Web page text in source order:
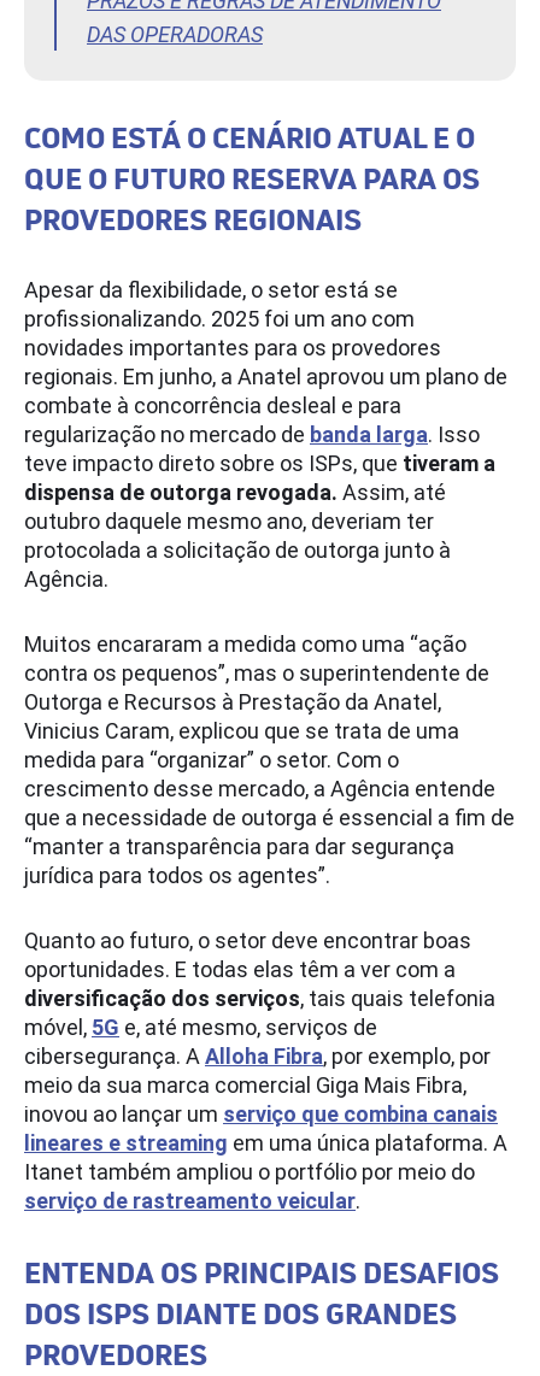
DAS OPERADORAS
COMO ESTÁ O CENÁRIO ATUAL E O
QUE O FUTURO RESERVA PARA OS
PROVEDORES REGIONAIS
Apesar da flexibilidade, o setor está se
profissionalizando. 2025 foi um ano com
novidades importantes para os provedores
regionais. Em junho, a Anatel aprovou um plano de
combate à concorrência desleal e para
regularização no mercado de banda larga. Isso
teve impacto direto sobre os ISPs, que tiveram a
dispensa de outorga revogada. Assim, até
outubro daquele mesmo ano, deveriam ter
protocolada a solicitação de outorga junto à
Agência.
Muitos encararam a medida como uma “ação
contra os pequenos”, mas o superintendente de
Outorga e Recursos à Prestação da Anatel,
Vinicius Caram, explicou que se trata de uma
medida para “organizar” o setor. Com o
crescimento desse mercado, a Agência entende
que a necessidade de outorga é essencial a fim de
“manter a transparência para dar segurança
jurídica para todos os agentes”.
Quanto ao futuro, o setor deve encontrar boas
oportunidades. E todas elas têm a ver com a
diversificação dos serviços, tais quais telefonia
móvel, 5G e, até mesmo, serviços de
cibersegurança. A Alloha Fibra, por exemplo, por
meio da sua marca comercial Giga Mais Fibra,
inovou ao lançar um serviço que combina canais
lineares e streaming em uma única plataforma. A
Itanet também ampliou o portfólio por meio do
serviço de rastreamento veicular.
ENTENDA OS PRINCIPAIS DESAFIOS
DOS ISPS DIANTE DOS GRANDES
PROVEDORES